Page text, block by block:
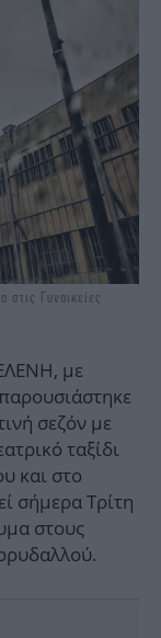
στις Γυναικείες
με
σεζόν με
ταξίδι
και στο
σήμερα Τρίτη
στους